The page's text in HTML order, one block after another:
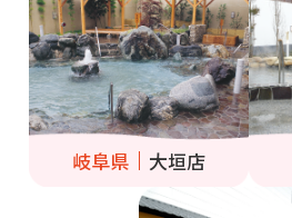
岐阜県 大垣店